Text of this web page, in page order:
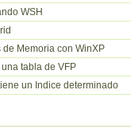
WSH
Memoria con WinXP
tabla de VFP
un Indice determinado